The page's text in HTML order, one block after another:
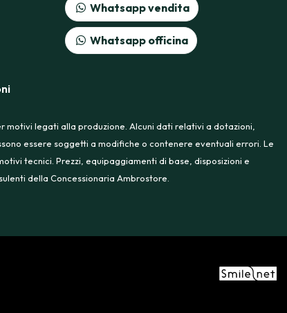
Whatsapp vendita
Whatsapp officina
legati alla produzione. Alcuni dati relativi a dotazioni,
essere soggetti a modifiche o contenere eventuali errori. Le
tecnici. Prezzi, equipaggiamenti di base, disposizioni e
della Concessionaria Ambrostore.